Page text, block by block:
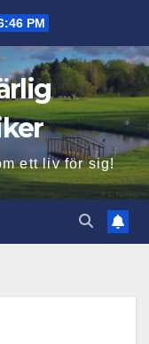
PM
ett liv för sig!